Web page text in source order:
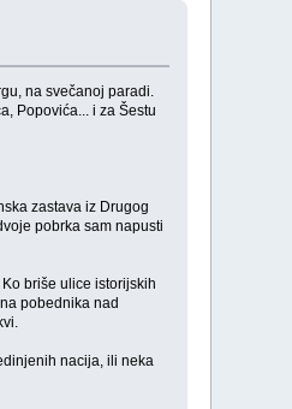
na svečanoj paradi.
Popovića... i za Šestu
zastava iz Drugog
pobrka sam napusti
briše ulice istorijskih
pobednika nad
nacija, ili neka